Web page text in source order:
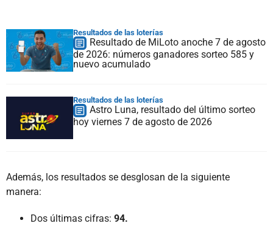
Resultados de las loterías
Resultado de MiLoto anoche 7 de agosto
de 2026: números ganadores sorteo 585 y
nuevo acumulado
Resultados de las loterías
Astro Luna, resultado del último sorteo
hoy viernes 7 de agosto de 2026
Además, los resultados se desglosan de la siguiente
manera:
Dos últimas cifras: 94.